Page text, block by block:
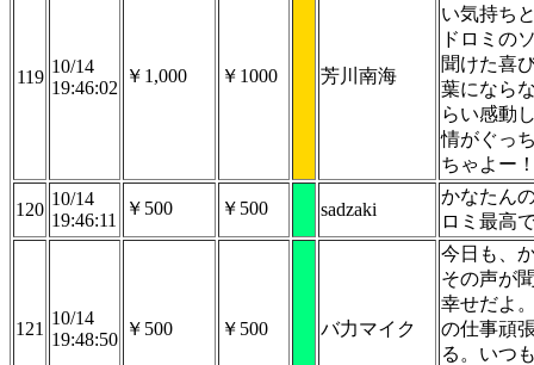
119
10/14
19:46:02
￥1,000 ￥1000 芳川南海
い気持ち
ドロミの
聞けた喜
葉になら
らい感動
情がぐっ
ちゃよー
120
10/14
19:46:11
￥500 ￥500 sadzaki
かなたん
ロミ最高
121
10/14
19:48:50
￥500 ￥500 バ力マイク
今日も、
その声が
幸せだよ
の仕事頑
る。いつ